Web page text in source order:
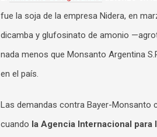
fue la soja de la empresa Nidera, en
dicamba y glufosinato de amonio
nada menos que Monsanto Argentina
en el país.
Las demandas contra Bayer-Monsanto
cuando la Agencia Internacional para